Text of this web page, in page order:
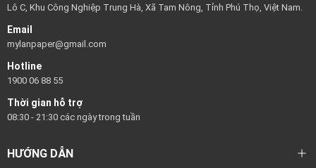
Lô C, Khu Công Nghiệp Trung Hà, Xã Tam Nông, Tỉnh Phú Thọ, Việt Nam.
Email
mylanpaper@gmail.com
Hotline
1900 06 88 55
Thời gian hỗ trợ
08:30 - 21:30 các ngày trong tuần
HƯỚNG DẪN